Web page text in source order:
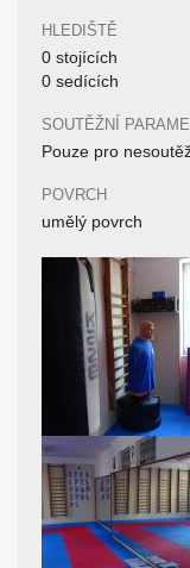
HLEDIŠTĚ
0 stojících
0 sedících
SOUTĚŽNÍ
Pouze pro
POVRCH
umělý povrch